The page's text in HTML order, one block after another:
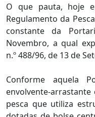
O que pauta, hoje
Regulamento da
constante da
Novembro, a qual
n.º 488/96, de 13 de
Conforme aquela
envolvente-
pesca que utiliza